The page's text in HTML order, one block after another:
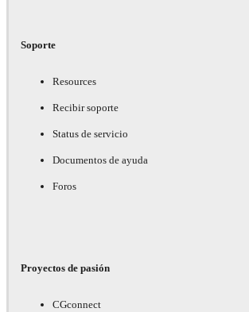
Soporte
Resources
Recibir soporte
Status de servicio
Documentos de ayuda
Foros
Proyectos de pasión
CGconnect